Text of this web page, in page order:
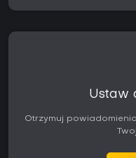
Ustaw
Otrzymuj